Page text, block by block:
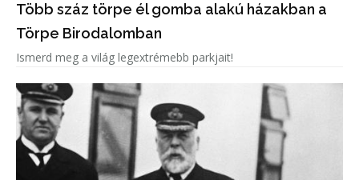
Több száz törpe él gomba alakú házakban a
Törpe Birodalomban
Ismerd meg a világ legextrémebb parkjait!